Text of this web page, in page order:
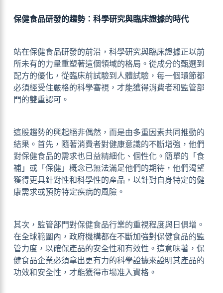
保健食品研發的趨勢：科學研究與臨床證據的時代
站在保健食品研發的前沿，科學研究與臨床證據正以前
所未有的力量重塑著這個領域的格局。從成分的甄選到
配方的優化，從臨床前試驗到人體試驗，每一個環節都
必須經受住嚴格的科學審視，才能獲得消費者和監管部
門的雙重認可。
這股趨勢的興起絕非偶然，而是由多重因素共同推動的
結果。首先，隨著消費者對健康意識的不斷增強，他們
對保健食品的需求也日益精細化、個性化。簡單的「食
補」或「保健」概念已無法滿足他們的期待，他們渴望
獲得更具針對性和科學性的產品，以針對自身特定的健
康需求或預防特定疾病的風險。
其次，監管部門對保健食品行業的重視程度與日俱增。
在全球範圍內，政府機構都在不斷加強對保健食品的監
管力度，以確保產品的安全性和有效性。這意味著，保
健食品企業必須拿出更有力的科學證據來證明其產品的
功效和安全性，才能獲得市場准入資格。